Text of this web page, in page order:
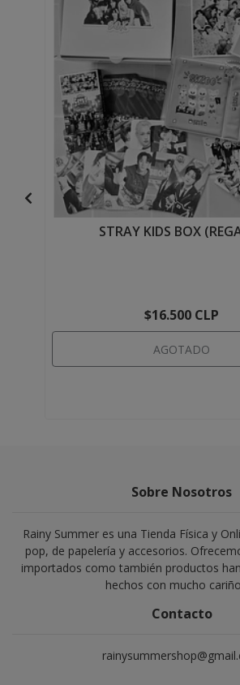
STRAY KIDS BOX
$16.500 CLP
AGOTADO
Sobre Nosotros
Rainy Summer es una Tienda Física y
pop, de papelería y accesorios.
importados como también productos
hechos con mucho
Contacto